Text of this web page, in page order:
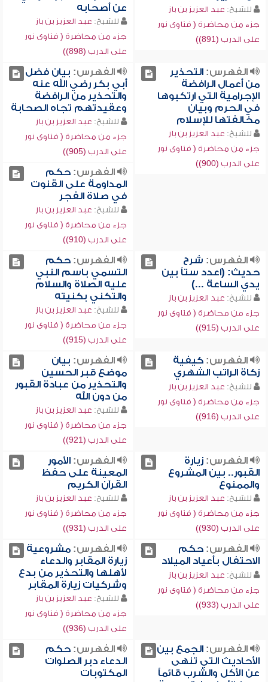
للشيخ: عبد العزيز بن باز
جزء من محاضرة ( فتاوى نور
على الدرب (891))
عن أصحابه
للشيخ: عبد العزيز بن باز
جزء من محاضرة ( فتاوى نور
على الدرب (898))
الفهرس:التحذير
من أعمال الرافضة
الإجرامية التي ارتكبوها
في الحرم وبيان
مخالفتها للإسلام
للشيخ: عبد العزيز بن باز
جزء من محاضرة ( فتاوى نور
على الدرب (900))
الفهرس: بيان فضل
أبي بكر رضي الله عنه
والتحذير من الرافضة
وعقيدتهم تجاه الصحابة
للشيخ: عبد العزيز بن باز
جزء من محاضرة ( فتاوى نور
على الدرب (905))
الفهرس:حكم
المداومة على القنوت
في صلاة الفجر
للشيخ: عبد العزيز بن باز
جزء من محاضرة ( فتاوى نور
على الدرب (910))
الفهرس: شرح
حديث: (اعدد ستاً بين
يدي الساعة ...)
للشيخ: عبد العزيز بن باز
جزء من محاضرة ( فتاوى نور
على الدرب (915))
الفهرس:حكم
التسمي باسم النبي
عليه الصلاة والسلام
والتكني بكنيته
للشيخ: عبد العزيز بن باز
جزء من محاضرة ( فتاوى نور
على الدرب (915))
الفهرس:كيفية
زكاة الراتب الشهري
للشيخ: عبد العزيز بن باز
جزء من محاضرة ( فتاوى نور
على الدرب (916))
الفهرس: بيان
موضع قبر الحسين
والتحذير من عبادة القبور
من دون الله
للشيخ: عبد العزيز بن باز
جزء من محاضرة ( فتاوى نور
على الدرب (921))
الفهرس:زيارة
القبور.. بين المشروع
والممنوع
للشيخ: عبد العزيز بن باز
جزء من محاضرة ( فتاوى نور
على الدرب (930))
الفهرس:الأمور
المعينة على حفظ
القرآن الكريم
للشيخ: عبد العزيز بن باز
جزء من محاضرة ( فتاوى نور
على الدرب (931))
الفهرس:حكم
الاحتفال بأعياد الميلاد
للشيخ: عبد العزيز بن باز
جزء من محاضرة ( فتاوى نور
على الدرب (933))
الفهرس:مشروعية
زيارة المقابر والدعاء
لأهلها والتحذير من بدع
وشركيات زيارة المقابر
للشيخ: عبد العزيز بن باز
جزء من محاضرة ( فتاوى نور
على الدرب (936))
الفهرس:الجمع بين
الأحاديث التي تنهى
عن الأكل والشرب قائماً
الفهرس:حكم
الدعاء دبر الصلوات
المكتوبات